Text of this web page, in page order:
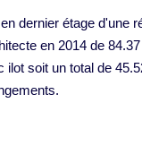
dernier étage d'une
en 2014 de
soit un total de